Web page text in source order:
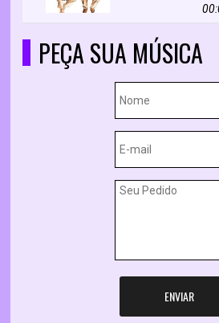
PEÇA SUA MÚSICA
ENVIAR